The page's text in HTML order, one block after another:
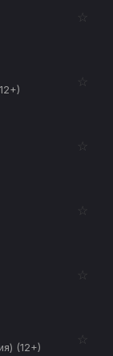
☆
☆
☆
☆
☆
(12+)
☆